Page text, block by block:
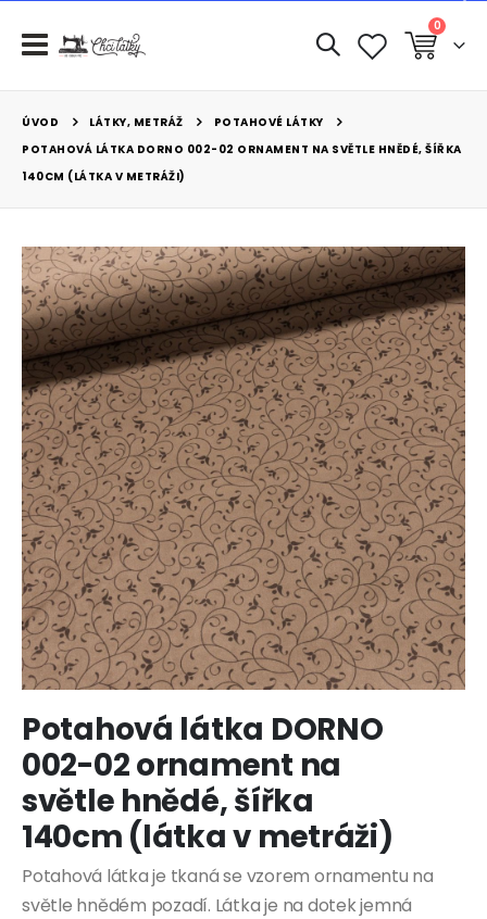
Košík
0
ÚVOD LÁTKY, METRÁŽ
POTAHOVÉ LÁTKY
POTAHOVÁ LÁTKA DORNO 002-02 ORNAMENT NA SVĚTLE HNĚDÉ, ŠÍŘKA
140CM (LÁTKA V METRÁŽI)
Přeskočit
na
konec
galerie
s
obrázky
na
začátek
galerie
s
obrázky
Potahová látka DORNO
002-02 ornament na
světle hnědé, šířka
140cm (látka v metráži)
Potahová látka je tkaná se vzorem ornamentu na
světle hnědém pozadí. Látka je na dotek jemná